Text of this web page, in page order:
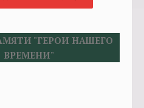
"ГЕРОИ НАШЕГО
ВРЕМЕНИ"